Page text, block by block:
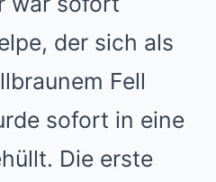
der sich als
Fell
sofort in eine
Die erste